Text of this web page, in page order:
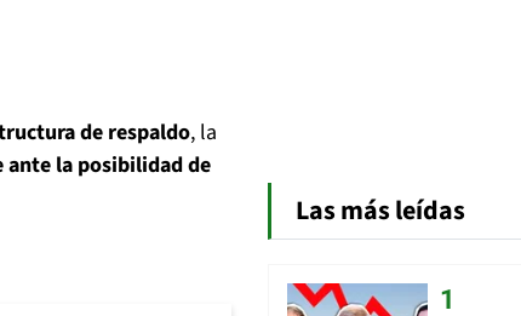
de respaldo, la
ante la posibilidad de
Las más leídas